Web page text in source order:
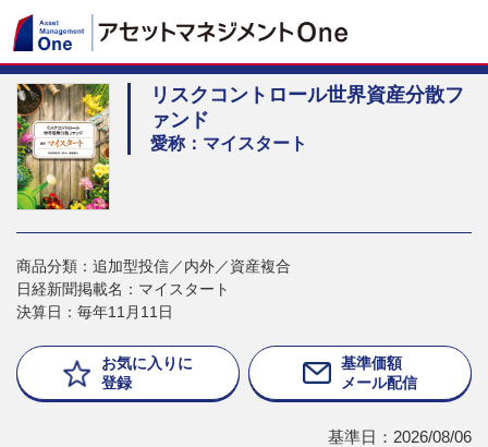
リスクコントロール世界資産分散フ
ァンド
愛称：マイスタート
商品分類：追加型投信／内外／資産複合
日経新聞掲載名：マイスタート
決算日：毎年11月11日
お気に入りに
登録
基準価額
メール配信
基準日：2026/08/06